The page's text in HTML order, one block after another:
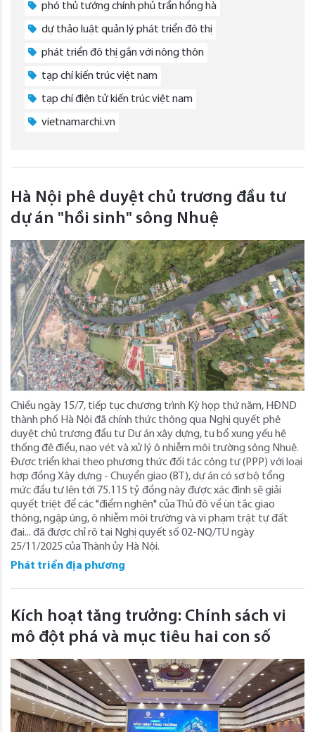
phó thủ tướng chính phủ trần hồng hà
dự thảo luật quản lý phát triển đô thị
phát triển đô thị gắn với nông thôn
tạp chí kiến trúc việt nam
tạp chí điện tử kiến trúc việt nam
vietnamarchi.vn
Hà Nội phê duyệt chủ trương đầu tư
dự án "hồi sinh" sông Nhuệ
Chiều ngày 15/7, tiếp tục chương trình Kỳ họp thứ năm, HĐND
thành phố Hà Nội đã chính thức thông qua Nghị quyết phê
duyệt chủ trương đầu tư Dự án xây dựng, tu bổ xung yếu hệ
thống đê điều, nạo vét và xử lý ô nhiễm môi trường sông Nhuệ.
Được triển khai theo phương thức đối tác công tư (PPP) với loại
hợp đồng Xây dựng - Chuyển giao (BT), dự án có sơ bộ tổng
mức đầu tư lên tới 75.115 tỷ đồng này được xác định sẽ giải
quyết triệt để các "điểm nghẽn" của Thủ đô về ùn tắc giao
thông, ngập úng, ô nhiễm môi trường và vi phạm trật tự đất
đai... đã được chỉ rõ tại Nghị quyết số 02-NQ/TU ngày
25/11/2025 của Thành ủy Hà Nội.
Phát triển địa phương
Kích hoạt tăng trưởng: Chính sách vi
mô đột phá và mục tiêu hai con số